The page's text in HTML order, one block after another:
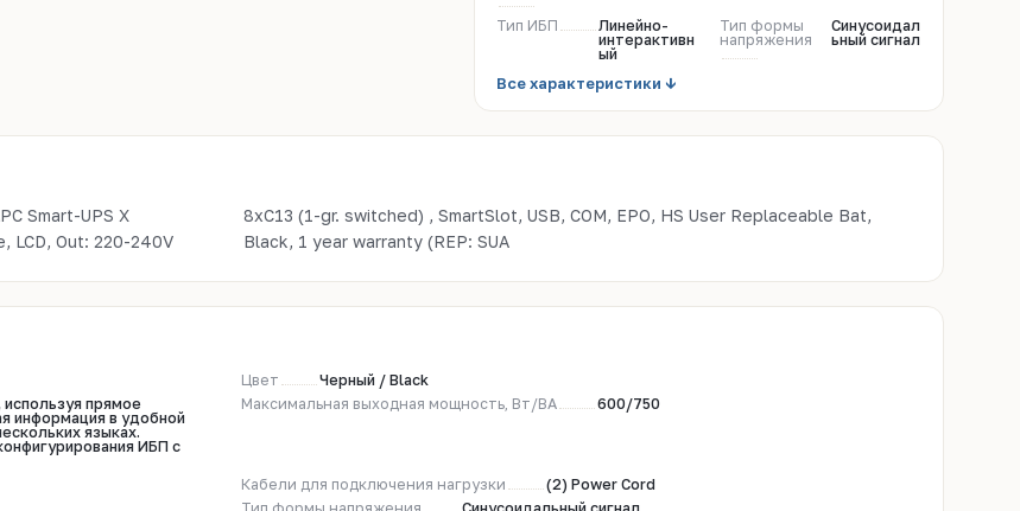
Тип ИБП
Линейно-
интерактивн
ый
Тип формы
напряжения
Синусоидал
ьный сигнал
Все характеристики ↓
Smart-UPS X
LCD, Out: 220-240V
Bat,
Black, 1 year warranty (REP: SUA
Цвет
Черный / Black
прямое
информация в удобной
языках.
ИБП с
Максимальная выходная мощность, Вт/ВА 600/750
Кабели для подключения нагрузки
(2) Power Cord